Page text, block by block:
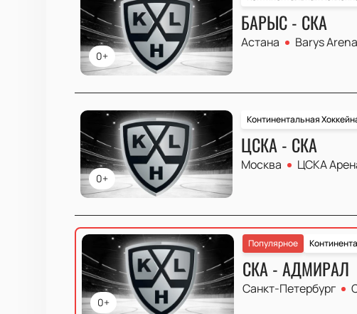
0+
БАРЫС - СКА
Астана Barys Arena
0+
Континентальная
ЦСКА - СКА
Москва ЦСКА
0+
Популярное
СКА - АДМИРАЛ
Санкт-Петербург